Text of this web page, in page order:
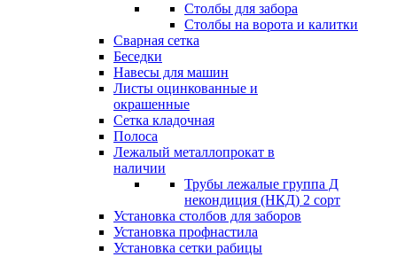
Столбы для забора
Столбы на ворота и калитки
Сварная сетка
Беседки
Навесы для машин
Листы оцинкованные и
окрашенные
Сетка кладочная
Полоса
Лежалый металлопрокат в
наличии
Трубы лежалые группа Д
некондиция (НКД) 2 сорт
Установка столбов для заборов
Установка профнастила
Установка сетки рабицы